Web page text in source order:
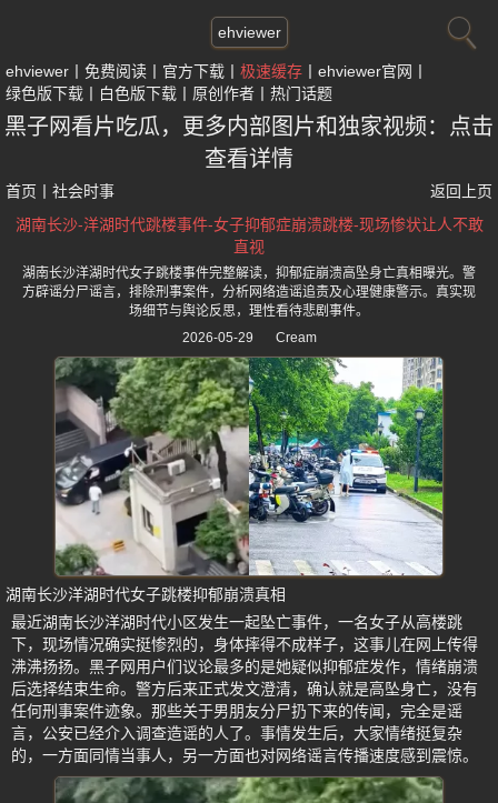
ehviewer
ehviewer 免费阅读 官方下载 极速缓存
ehviewer官网
绿色版下载
白色版下载 原创作者 热门话题
黑子网看片吃瓜，更多内部图片和独家视频：点击
查看详情
首页 社会时事
返回上页
湖南长沙-洋湖时代跳楼事件-女子抑郁症崩溃跳楼-现场惨状让人不敢
直视
湖南长沙洋湖时代女子跳楼事件完整解读，抑郁症崩溃高坠身亡真相曝光。警
方辟谣分尸谣言，排除刑事案件，分析网络造谣追责及心理健康警示。真实现
场细节与舆论反思，理性看待悲剧事件。
2026-05-29
Cream
湖南长沙洋湖时代女子跳楼抑郁崩溃真相
最近湖南长沙洋湖时代小区发生一起坠亡事件，一名女子从高楼跳
下，现场情况确实挺惨烈的，身体摔得不成样子，这事儿在网上传得
沸沸扬扬。黑子网用户们议论最多的是她疑似抑郁症发作，情绪崩溃
后选择结束生命。警方后来正式发文澄清，确认就是高坠身亡，没有
任何刑事案件迹象。那些关于男朋友分尸扔下来的传闻，完全是谣
言，公安已经介入调查造谣的人了。事情发生后，大家情绪挺复杂
的，一方面同情当事人，另一方面也对网络谣言传播速度感到震惊。